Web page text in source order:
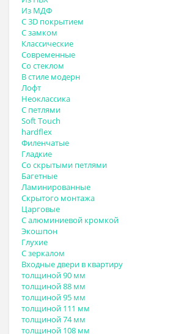
Из МДФ
С 3D покрытием
С замком
Классические
Современные
Со стеклом
В стиле модерн
Лофт
Неоклассика
С петлями
Soft Touch
hardflex
Филенчатые
Гладкие
Со скрытыми петлями
Багетные
Ламинированные
Скрытого монтажа
Царговые
С алюминиевой кромкой
Экошпон
Глухие
С зеркалом
Входные двери в квартиру
толщиной 90 мм
толщиной 88 мм
толщиной 95 мм
толщиной 111 мм
толщиной 74 мм
толщиной 108 мм